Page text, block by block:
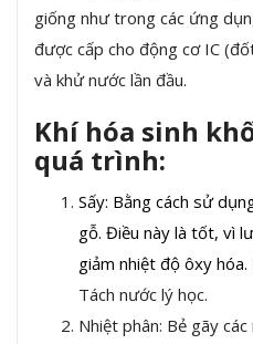
giống như trong các ứng
được cấp cho động cơ IC
và khử nước lần đầu.
Khí hóa sinh
quá trình:
Sấy: Bằng cách sử
gỗ. Điều này là tốt, vì
giảm nhiệt độ ôxy hóa.
Tách nước lý học.
Nhiệt phân: Bẻ gãy